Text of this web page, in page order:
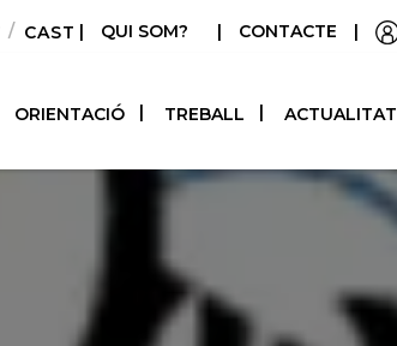
CASTELLANO
| QUI SOM? | CONTACTE |
ORIENTACIÓ TREBALL ACTUALITAT